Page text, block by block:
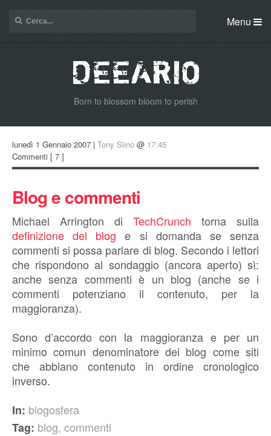
Menu
Born to blossom bloom to perish
lunedì 1 Gennaio 2007 | Tony Siino @ 17:45
Commenti [ 7 ]
Blog e commenti
Michael Arrington di TechCrunch torna sulla
definizione del blog e si domanda se senza
commenti si possa parlare di blog. Secondo i lettori
che rispondono al sondaggio (ancora aperto) sì:
anche senza commenti è un blog (anche se i
commenti potenziano il contenuto, per la
maggioranza).
Sono d’accordo con la maggioranza e per un
minimo comun denominatore dei blog come siti
che abbiano contenuto in ordine cronologico
inverso.
In: blogosfera
Tag: blog, commenti